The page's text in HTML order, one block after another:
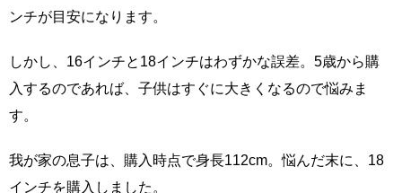
ンチが目安になります。
しかし、16インチと18インチはわずかな誤差。5歳から購
入するのであれば、子供はすぐに大きくなるので悩みま
す。
我が家の息子は、購入時点で身長112cm。悩んだ末に、18
インチを購入しました。